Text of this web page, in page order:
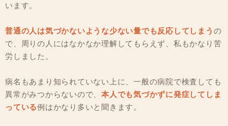
います。
普通の人は気づかないような少ない量でも反応してしまう の
で、周りの人にはなかなか理解してもらえず、私もかなり苦
労しました。
病名もあまり知られていない上に、一般の病院で検査しても
異常がみつからないので、 本人でも気づかずに発症してしま
っている例はかなり多いと聞きます。